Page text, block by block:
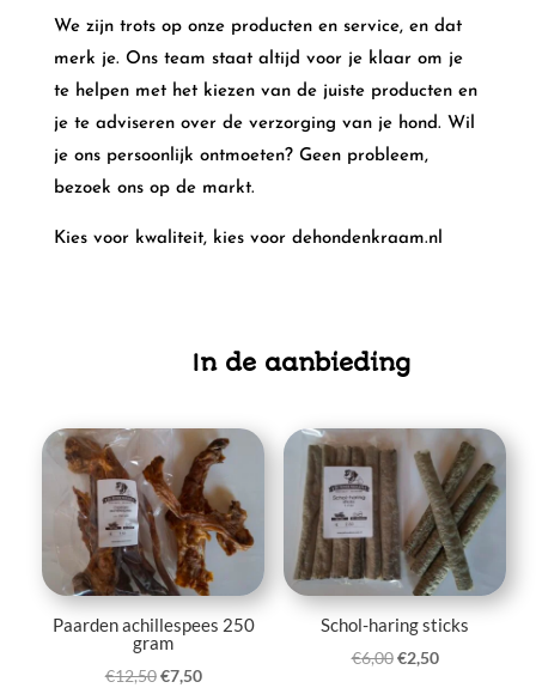
We zijn trots op onze producten en service, en dat
merk je. Ons team staat altijd voor je klaar om je
te helpen met het kiezen van de juiste producten en
je te adviseren over de verzorging van je hond. Wil
je ons persoonlijk ontmoeten? Geen probleem,
bezoek ons op de markt.
Kies voor kwaliteit, kies voor dehondenkraam.nl
In de aanbieding
Paarden achillespees 250
gram
€12,50Oorspronkelijke
€7,50Huidige
Schol-haring sticks
€6,00 Oorspronkelijke
€2,50Huidige